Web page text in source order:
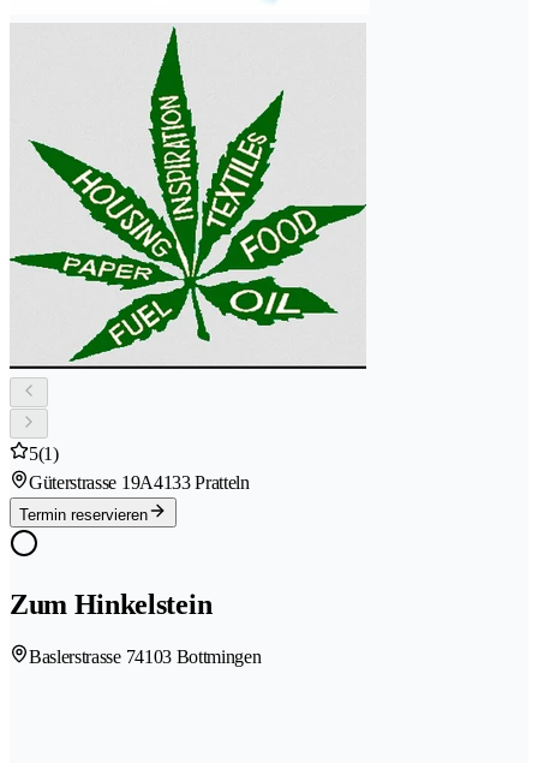
5(1)
Güterstrasse 19A4133 Pratteln
Termin reservieren
Zum Hinkelstein
Baslerstrasse 74103 Bottmingen